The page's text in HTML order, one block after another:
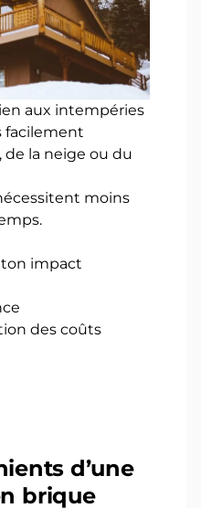
aux intempéries
facilement
de la neige ou du
moins
impact
des coûts
d’une
brique